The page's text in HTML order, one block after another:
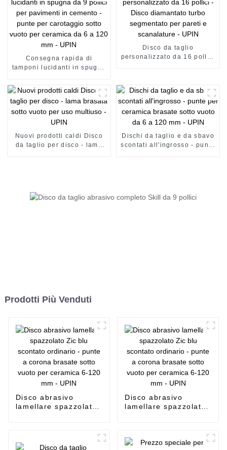
Consegna rapida di
tamponi lucidanti in spugna
carotaggio sotto vuoto per
ceramica da 6 a 120 mm -
UPIN
Disco da taglio
personalizzato da 16 pollici
Nuovi prodotti caldi Disco
da taglio per disco - lama
Dischi da taglio e da sbavo
scontati all'ingrosso - punte
Prodotti Più Venduti
Disco abrasivo
lamellare spazzolato
vuoto per ceramica
Disco abrasivo
lamellare spazzolato
vuoto per ceramica